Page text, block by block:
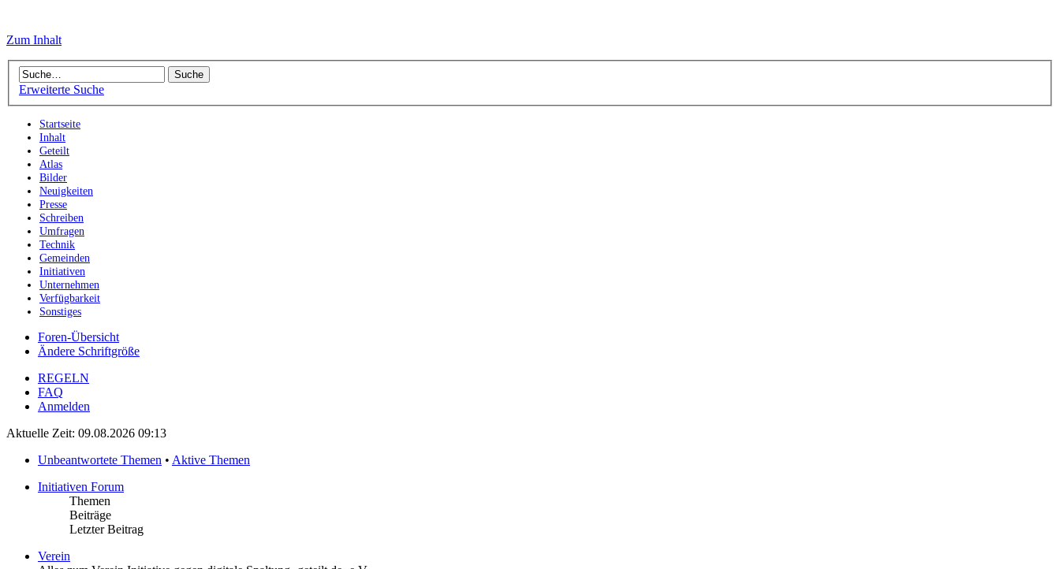
Zum Inhalt
Erweiterte Suche
Startseite
Inhalt
Geteilt
Atlas
Bilder
Neuigkeiten
Presse
Schreiben
Umfragen
Technik
Gemeinden
Initiativen
Unternehmen
Verfügbarkeit
Sonstiges
Foren-Übersicht
Ändere Schriftgröße
REGELN
FAQ
Anmelden
Aktuelle Zeit: 09.08.2026 09:13
Unbeantwortete Themen • Aktive Themen
Initiativen Forum
Themen
Beiträge
Letzter Beitrag
Verein